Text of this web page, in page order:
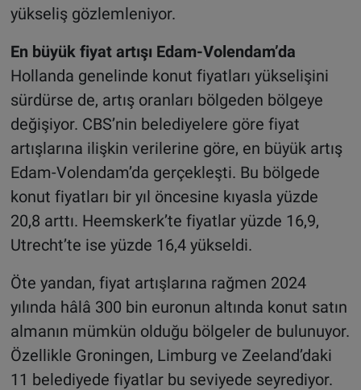
yükseliş gözlemleniyor.
En büyük fiyat artışı Edam-Volendam’da
Hollanda genelinde konut fiyatları yükselişini
sürdürse de, artış oranları bölgeden bölgeye
değişiyor. CBS’nin belediyelere göre fiyat
artışlarına ilişkin verilerine göre, en büyük artış
Edam-Volendam’da gerçekleşti. Bu bölgede
konut fiyatları bir yıl öncesine kıyasla yüzde
20,8 arttı. Heemskerk’te fiyatlar yüzde 16,9,
Utrecht’te ise yüzde 16,4 yükseldi.
Öte yandan, fiyat artışlarına rağmen 2024
yılında hâlâ 300 bin euronun altında konut satın
almanın mümkün olduğu bölgeler de bulunuyor.
Özellikle Groningen, Limburg ve Zeeland’daki
11 belediyede fiyatlar bu seviyede seyrediyor.